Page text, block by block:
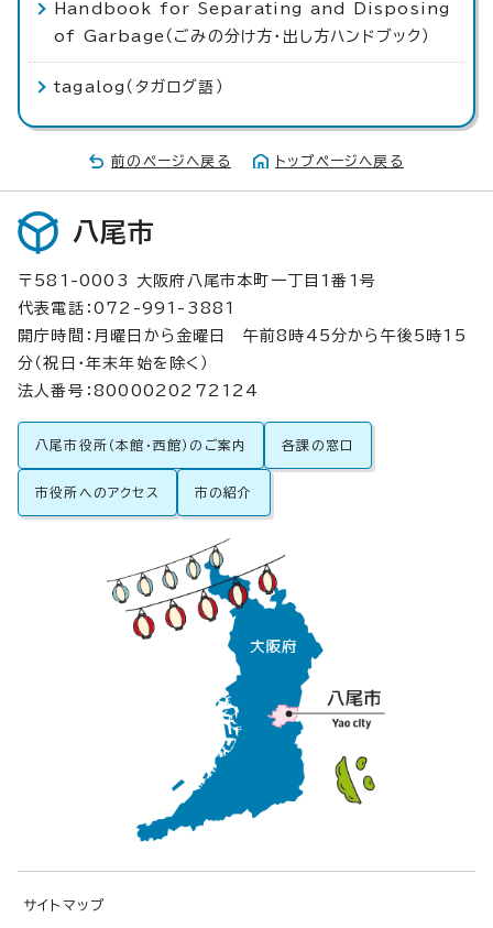
Handbook for Separating and Disposing
of Garbage（ごみの分け方・出し方ハンドブック）
tagalog（タガログ語）
前のページへ戻る トップページへ戻る
八尾市
〒581-0003 大阪府八尾市本町一丁目1番1号
代表電話：072-991-3881
開庁時間：月曜日から金曜日 午前8時45分から午後5時15
分（祝日・年末年始を除く）
法人番号：8000020272124
八尾市役所（本館・西館）のご案内 各課の窓口
市役所へのアクセス 市の紹介
サイトマップ